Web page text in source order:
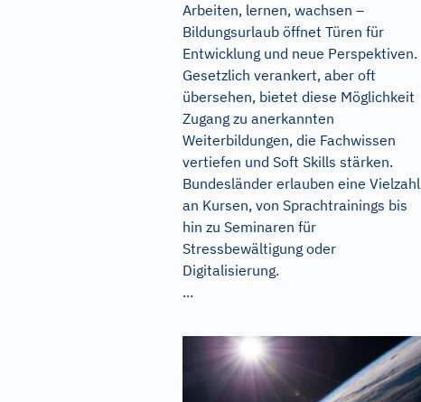
Arbeiten, lernen, wachsen –
Bildungsurlaub öffnet Türen für
Entwicklung und neue Perspektiven.
Gesetzlich verankert, aber oft
übersehen, bietet diese Möglichkeit
Zugang zu anerkannten
Weiterbildungen, die Fachwissen
vertiefen und Soft Skills stärken.
Bundesländer erlauben eine Vielzahl
an Kursen, von Sprachtrainings bis
hin zu Seminaren für
Stressbewältigung oder
Digitalisierung.
...